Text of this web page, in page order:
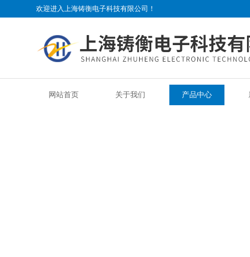
欢迎进入上海铸衡电子科技有限公司！
网站首页 关于我们 产品中心